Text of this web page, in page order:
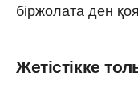
біржолата ден
Жетістікке